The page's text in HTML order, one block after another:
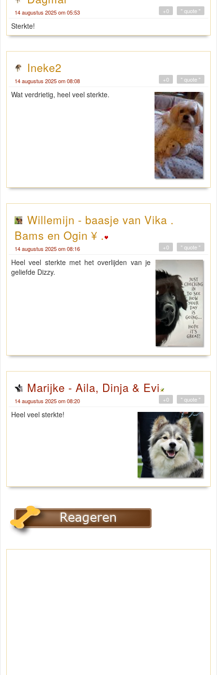
14 augustus 2025 om 05:53 " quote "
+0
Sterkte!
Ineke2
14 augustus 2025 om 08:08 " quote "
+0
Wat verdrietig, heel veel sterkte.
Willemijn - baasje van Vika .
Bams en Ogin ¥ .
14 augustus 2025 om 08:16 " quote "
+0
Heel veel sterkte met het overlijden van je
geliefde Dizzy.
Marijke - Aila, Dinja & Evi
14 augustus 2025 om 08:20 " quote "
+0
Heel veel sterkte!